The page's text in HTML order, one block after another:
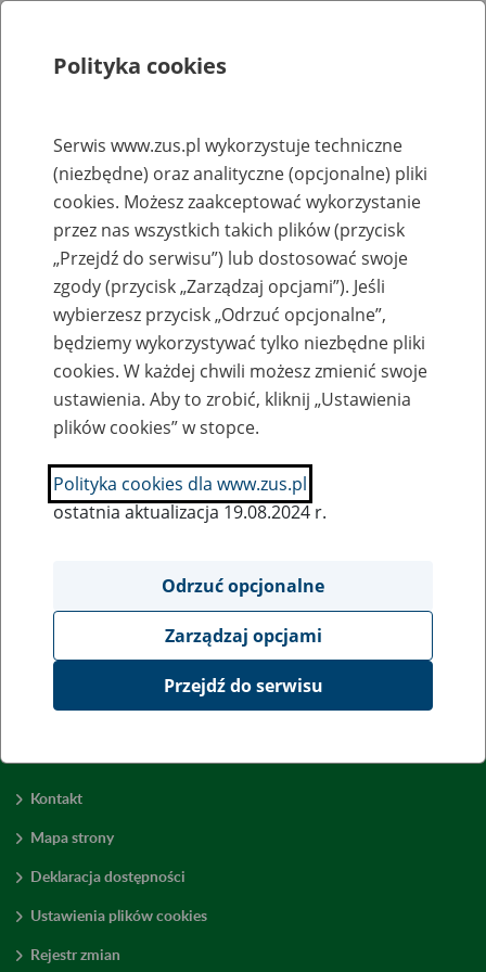
Rejestry, ewidencje i archiwa
Baza zlikwidowanych lub
przekształconych zakładów pracy
Nazwa zakładu pracy:
SZUKAJ
Wyświetl wszystkie
Kontakt
Mapa strony
Deklaracja dostępności
Ustawienia plików cookies
Rejestr zmian
Polityka cookies
Serwis www.zus.pl wykorzystuje techniczne
(niezbędne) oraz analityczne (opcjonalne) pliki
cookies. Możesz zaakceptować wykorzystanie
przez nas wszystkich takich plików (przycisk
„Przejdź do serwisu”) lub dostosować swoje
zgody (przycisk „Zarządzaj opcjami”). Jeśli
wybierzesz przycisk „Odrzuć opcjonalne”,
będziemy wykorzystywać tylko niezbędne pliki
cookies. W każdej chwili możesz zmienić swoje
ustawienia. Aby to zrobić, kliknij „Ustawienia
plików cookies” w stopce.
Polityka cookies dla www.zus.pl
ostatnia aktualizacja 19.08.2024 r.
Odrzuć opcjonalne
Zarządzaj opcjami
Przejdź do serwisu